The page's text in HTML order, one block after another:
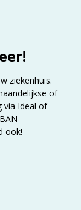
ziekenhuis.
of
via Ideal of
ook!